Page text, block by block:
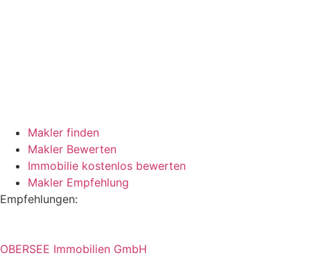
Makler finden
Makler Bewerten
Immobilie kostenlos bewerten
Makler Empfehlung
Empfehlungen:
OBERSEE Immobilien GmbH